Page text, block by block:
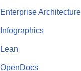
Enterprise Architecture
Infographics
Lean
OpenDocs